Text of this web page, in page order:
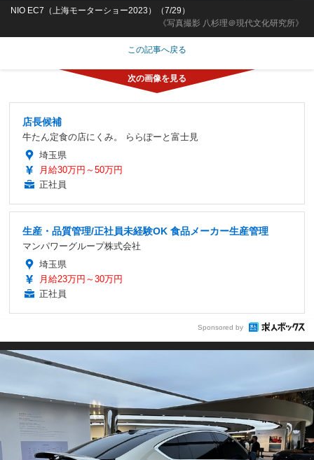
《写真撮影 八杉理＠現代文化研究所》
NIO EC7（上海モーターショー2023）（7/29）
この記事へ戻る
店長候補
牛たん定食の店にくみ。 ららぽーと富士見
埼玉県
月給30万円～50万円
正社員
生産・品質管理/正社員未経験OK 食品メーカー生産管理
マンパワーグループ株式会社
埼玉県
月給23万円～30万円
正社員
Sponsored by